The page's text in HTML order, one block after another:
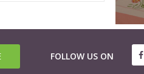
FOLLOW US ON